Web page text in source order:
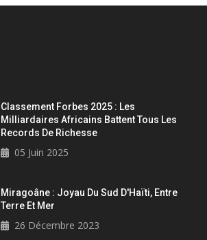
Classement Forbes 2025 : Les
Milliardaires Africains Battent Tous Les
Records De Richesse
05 Juin 2025
Miragoâne : Joyau Du Sud D'Haïti, Entre
Terre Et Mer
26 Décembre 2023